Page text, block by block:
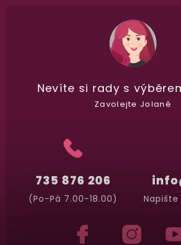
735 876 206
(Po-Pá 7.00-18.00)
Nevíte si rady s
Zavolejte Jolaně